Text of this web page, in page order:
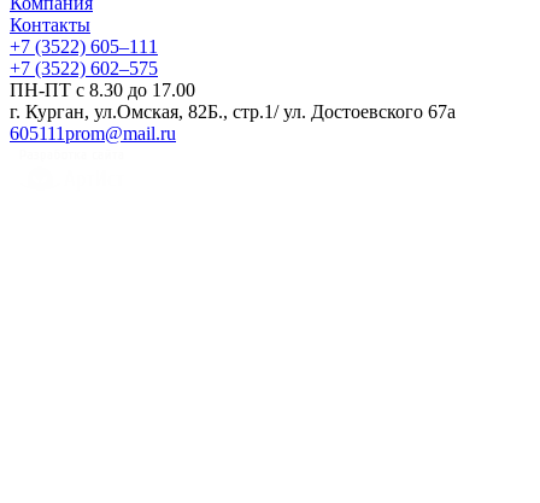
Контакты
+7 (3522) 605‒111
+7 (3522) 602‒575
ПН-ПТ с 8.30 до 17.00
г. Курган, ул.Омская, 82Б., стр.1/ ул. Достоевского 67а
605111prom@mail.ru